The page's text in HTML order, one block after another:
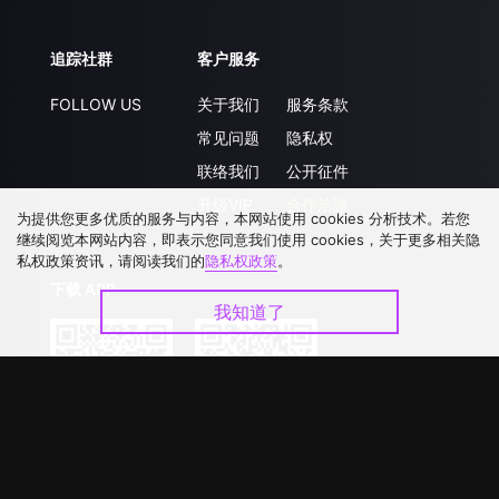
追踪社群
FOLLOW US
客户服务
关于我们
常见问题
联络我们
服务条款
隐私权
公开征件
下载 APP
为提供您更多优质的服务与内容，本网站使用 cookies 分析技术。若您
继续阅览本网站内容，即表示您同意我们使用 cookies，关于更多相关隐
私权政策资讯，请阅读我们的隐私权政策。
我知道了